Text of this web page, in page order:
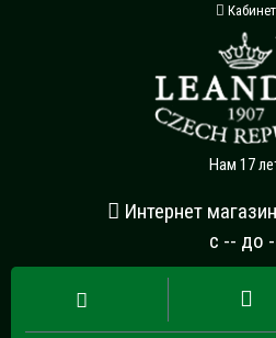
Кабинет
Нам 17
Интернет
с -- до